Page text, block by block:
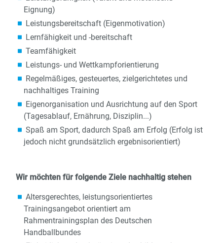
Eignung)
Leistungsbereitschaft (Eigenmotivation)
Lernfähigkeit und -bereitschaft
Teamfähigkeit
Leistungs- und Wettkampforientierung
Regelmäßiges, gesteuertes, zielgerichtetes und
nachhaltiges Training
Eigenorganisation und Ausrichtung auf den Sport
(Tagesablauf, Ernährung, Disziplin...)
Spaß am Sport, dadurch Spaß am Erfolg (Erfolg ist
jedoch nicht grundsätzlich ergebnisorientiert)
Wir möchten für folgende Ziele nachhaltig stehen
Altersgerechtes, leistungsorientiertes
Trainingsangebot orientiert am
Rahmentrainingsplan des Deutschen
Handballbundes